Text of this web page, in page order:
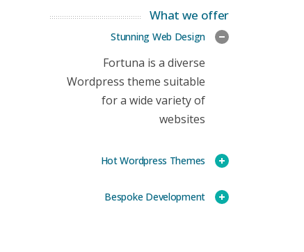
What we offer
Stunning Web Design
Fortuna is a diverse
Wordpress theme suitable
for a wide variety of
websites
Hot Wordpress Themes
Bespoke Development